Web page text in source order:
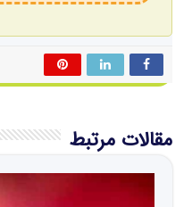
مقالات مرتبط